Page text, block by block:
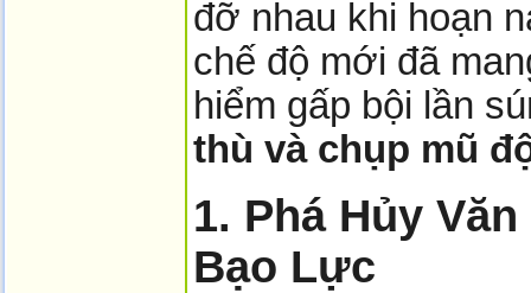
đỡ nhau khi hoạn
chế độ mới đã
hiểm gấp bội lần
thù và chụp mũ
1. Phá Hủy
Bạo Lực